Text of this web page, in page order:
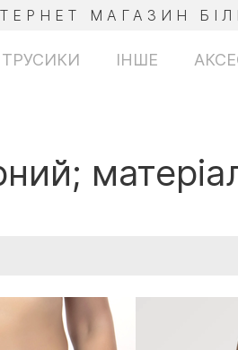
МАГАЗИН
ТРУСИКИ ІНШЕ